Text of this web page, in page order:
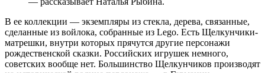
В ее коллекции — экземпляры из стекла, дерева, связанные,
сделанные из войлока, собранные из Lego. Есть Щелкунчики-
матрешки, внутри которых прячутся другие персонажи
рождественской сказки. Российских игрушек немного,
советских вообще нет. Большинство Щелкунчиков производят